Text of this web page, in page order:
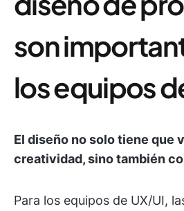
son
los equipos
El diseño no solo tiene que
creatividad, sino también
Para los equipos de UX/UI,